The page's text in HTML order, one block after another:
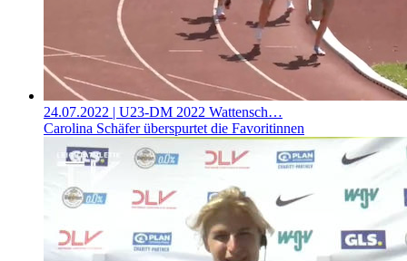
24.07.2022 | U23-DM 2022 Wattensch…
Carolina Schäfer überspurtet die Favoritinnen